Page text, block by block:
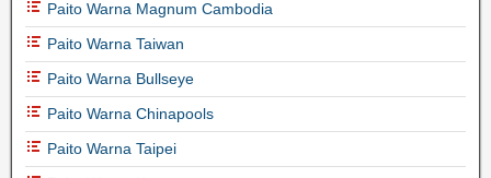
Paito Warna Magnum Cambodia
Paito Warna Taiwan
Paito Warna Bullseye
Paito Warna Chinapools
Paito Warna Taipei